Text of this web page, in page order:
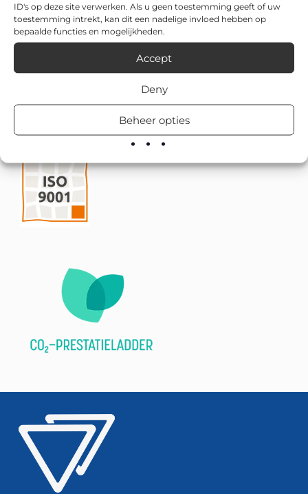
ID's op deze site verwerken. Als u geen toestemming geeft of uw
toestemming intrekt, kan dit een nadelige invloed hebben op
bepaalde functies en mogelijkheden.
Accept
Deny
Beheer opties